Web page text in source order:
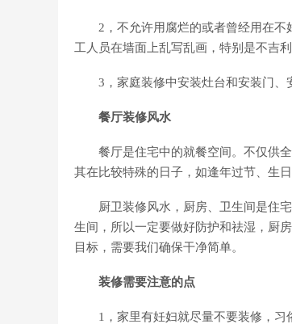
2，不允许用腐烂的或者曾经用在不
工人员在墙面上乱写乱画，特别是不吉利
3，家庭装修中安装灶台和安装门、
餐厅装修风水
餐厅是住宅中的就餐空间。不仅供全
其在比较特殊的日子，如逢年过节、生
厨卫装修风水，厨房、卫生间是住宅
生间，所以一定要做好防护和祛湿，厨
目标，需要我们确保干净简单。
装修需要注意的点
1，家里有妊妇就尽量不要装修，习